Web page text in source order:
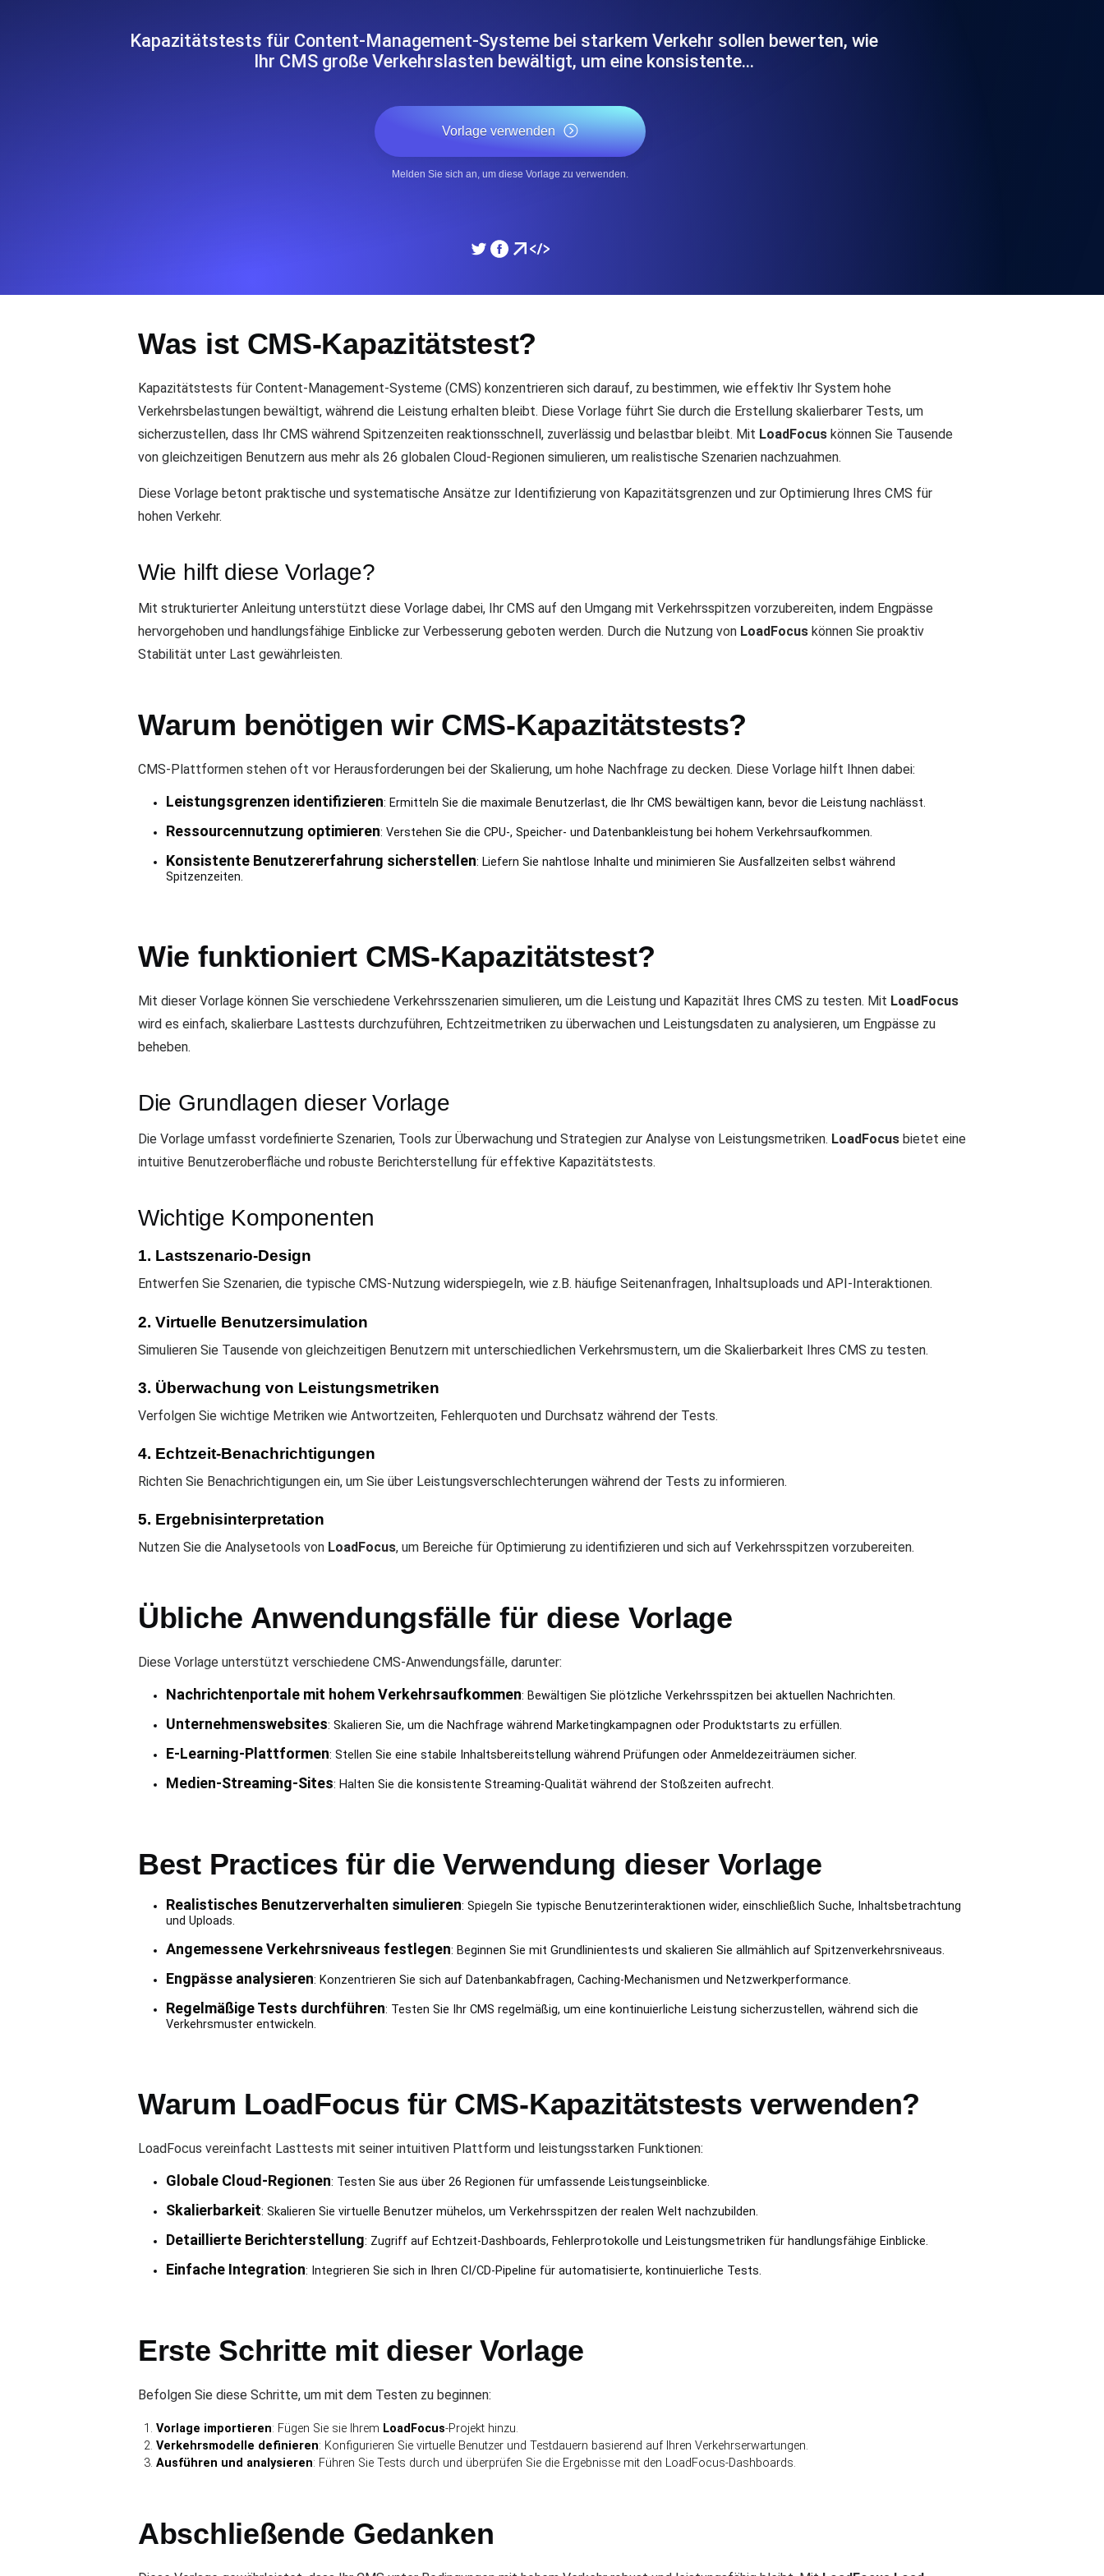
Uptime Monitoring für Websites und APIs. Kostenlos starten.
Automatische SSL-Zertifikats-Checks und Ablauf-Warnungen.
Kostenlos starten.
Heartbeat Monitoring für Cronjobs und geplante Tasks. Kostenlos
DNS Monitoring
DNS Monitoring mit Record-Checks und Alerts. Kostenlos starten.
Monitore als YAML, JS und MCP
Kapazitätstests für Content-Management-Systeme bei starkem Verkehr sollen bewerten, wie
Ihr CMS große Verkehrslasten bewältigt, um eine konsistente…
Vorlage verwenden
Melden Sie sich an, um diese Vorlage zu verwenden.
Was ist CMS-Kapazitätstest?
Kapazitätstests für Content-Management-Systeme (CMS) konzentrieren sich darauf, zu bestimmen, wie effektiv Ihr System hohe
Verkehrsbelastungen bewältigt, während die Leistung erhalten bleibt. Diese Vorlage führt Sie durch die Erstellung skalierbarer Tests, um
sicherzustellen, dass Ihr CMS während Spitzenzeiten reaktionsschnell, zuverlässig und belastbar bleibt. Mit LoadFocus können Sie Tausende
von gleichzeitigen Benutzern aus mehr als 26 globalen Cloud-Regionen simulieren, um realistische Szenarien nachzuahmen.
Diese Vorlage betont praktische und systematische Ansätze zur Identifizierung von Kapazitätsgrenzen und zur Optimierung Ihres CMS für
hohen Verkehr.
Wie hilft diese Vorlage?
Mit strukturierter Anleitung unterstützt diese Vorlage dabei, Ihr CMS auf den Umgang mit Verkehrsspitzen vorzubereiten, indem Engpässe
hervorgehoben und handlungsfähige Einblicke zur Verbesserung geboten werden. Durch die Nutzung von LoadFocus können Sie proaktiv
Stabilität unter Last gewährleisten.
Warum benötigen wir CMS-Kapazitätstests?
CMS-Plattformen stehen oft vor Herausforderungen bei der Skalierung, um hohe Nachfrage zu decken. Diese Vorlage hilft Ihnen dabei:
Leistungsgrenzen identifizieren: Ermitteln Sie die maximale Benutzerlast, die Ihr CMS bewältigen kann, bevor die Leistung nachlässt.
Ressourcennutzung optimieren: Verstehen Sie die CPU-, Speicher- und Datenbankleistung bei hohem Verkehrsaufkommen.
Konsistente Benutzererfahrung sicherstellen: Liefern Sie nahtlose Inhalte und minimieren Sie Ausfallzeiten selbst während
Spitzenzeiten.
Wie funktioniert CMS-Kapazitätstest?
Mit dieser Vorlage können Sie verschiedene Verkehrsszenarien simulieren, um die Leistung und Kapazität Ihres CMS zu testen. Mit LoadFocus
wird es einfach, skalierbare Lasttests durchzuführen, Echtzeitmetriken zu überwachen und Leistungsdaten zu analysieren, um Engpässe zu
beheben.
Die Grundlagen dieser Vorlage
Die Vorlage umfasst vordefinierte Szenarien, Tools zur Überwachung und Strategien zur Analyse von Leistungsmetriken. LoadFocus bietet eine
intuitive Benutzeroberfläche und robuste Berichterstellung für effektive Kapazitätstests.
Wichtige Komponenten
1. Lastszenario-Design
Entwerfen Sie Szenarien, die typische CMS-Nutzung widerspiegeln, wie z.B. häufige Seitenanfragen, Inhaltsuploads und API-Interaktionen.
2. Virtuelle Benutzersimulation
Simulieren Sie Tausende von gleichzeitigen Benutzern mit unterschiedlichen Verkehrsmustern, um die Skalierbarkeit Ihres CMS zu testen.
3. Überwachung von Leistungsmetriken
Verfolgen Sie wichtige Metriken wie Antwortzeiten, Fehlerquoten und Durchsatz während der Tests.
4. Echtzeit-Benachrichtigungen
Richten Sie Benachrichtigungen ein, um Sie über Leistungsverschlechterungen während der Tests zu informieren.
5. Ergebnisinterpretation
Nutzen Sie die Analysetools von LoadFocus, um Bereiche für Optimierung zu identifizieren und sich auf Verkehrsspitzen vorzubereiten.
Übliche Anwendungsfälle für diese Vorlage
Diese Vorlage unterstützt verschiedene CMS-Anwendungsfälle, darunter:
Nachrichtenportale mit hohem Verkehrsaufkommen: Bewältigen Sie plötzliche Verkehrsspitzen bei aktuellen Nachrichten.
Unternehmenswebsites: Skalieren Sie, um die Nachfrage während Marketingkampagnen oder Produktstarts zu erfüllen.
E-Learning-Plattformen: Stellen Sie eine stabile Inhaltsbereitstellung während Prüfungen oder Anmeldezeiträumen sicher.
Medien-Streaming-Sites: Halten Sie die konsistente Streaming-Qualität während der Stoßzeiten aufrecht.
Best Practices für die Verwendung dieser Vorlage
Realistisches Benutzerverhalten simulieren: Spiegeln Sie typische Benutzerinteraktionen wider, einschließlich Suche, Inhaltsbetrachtung
und Uploads.
Angemessene Verkehrsniveaus festlegen: Beginnen Sie mit Grundlinientests und skalieren Sie allmählich auf Spitzenverkehrsniveaus.
Engpässe analysieren: Konzentrieren Sie sich auf Datenbankabfragen, Caching-Mechanismen und Netzwerkperformance.
Regelmäßige Tests durchführen: Testen Sie Ihr CMS regelmäßig, um eine kontinuierliche Leistung sicherzustellen, während sich die
Verkehrsmuster entwickeln.
Warum LoadFocus für CMS-Kapazitätstests verwenden?
LoadFocus vereinfacht Lasttests mit seiner intuitiven Plattform und leistungsstarken Funktionen:
Globale Cloud-Regionen: Testen Sie aus über 26 Regionen für umfassende Leistungseinblicke.
Skalierbarkeit: Skalieren Sie virtuelle Benutzer mühelos, um Verkehrsspitzen der realen Welt nachzubilden.
Detaillierte Berichterstellung: Zugriff auf Echtzeit-Dashboards, Fehlerprotokolle und Leistungsmetriken für handlungsfähige Einblicke.
Einfache Integration: Integrieren Sie sich in Ihren CI/CD-Pipeline für automatisierte, kontinuierliche Tests.
Erste Schritte mit dieser Vorlage
Befolgen Sie diese Schritte, um mit dem Testen zu beginnen:
Vorlage importieren: Fügen Sie sie Ihrem LoadFocus-Projekt hinzu.
Verkehrsmodelle definieren: Konfigurieren Sie virtuelle Benutzer und Testdauern basierend auf Ihren Verkehrserwartungen.
Ausführen und analysieren: Führen Sie Tests durch und überprüfen Sie die Ergebnisse mit den LoadFocus-Dashboards.
Abschließende Gedanken